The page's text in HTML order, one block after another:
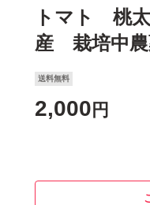
トマト 桃
産 栽培中農
送料無料
2,000 円